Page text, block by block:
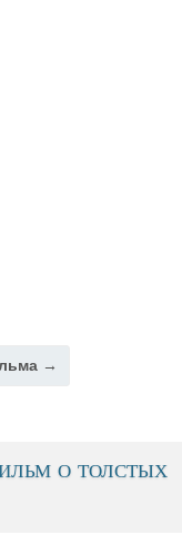
→
о толстых